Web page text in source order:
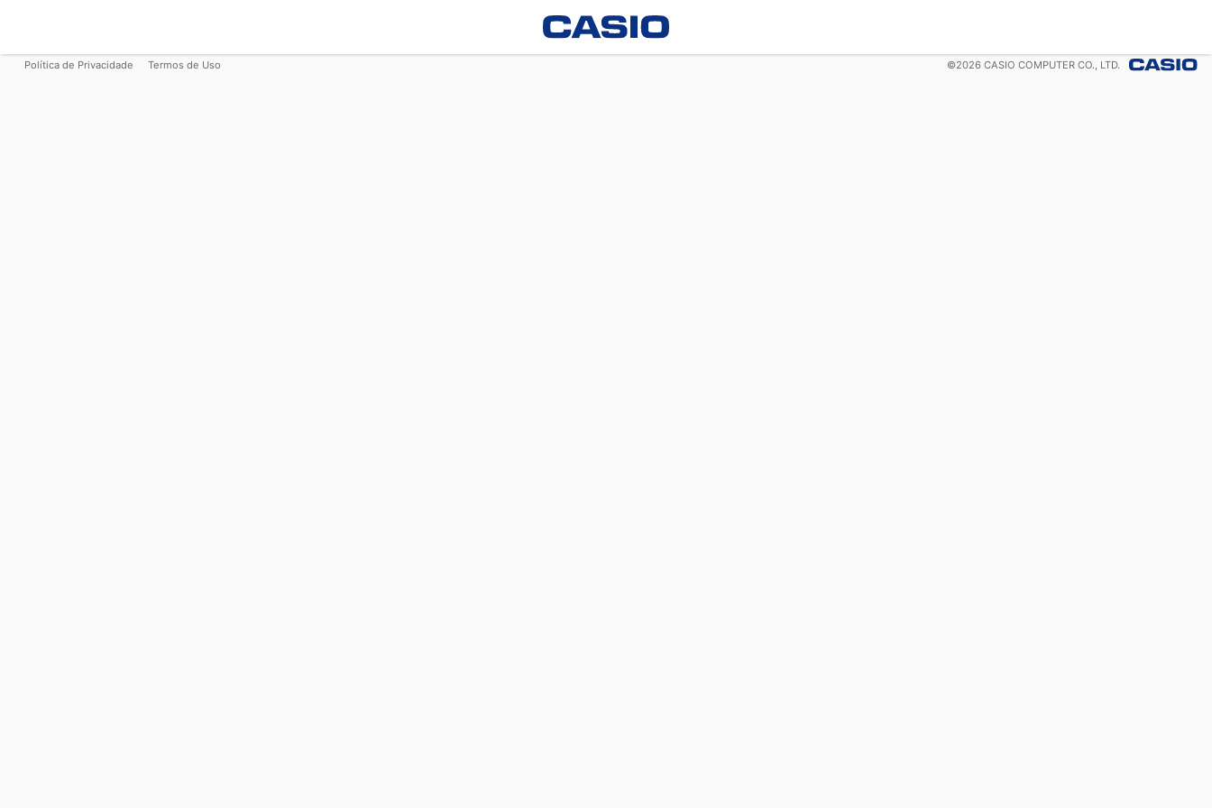
Política de Privacidade Termos de Uso ©2026 CASIO COMPUTER CO., LTD.